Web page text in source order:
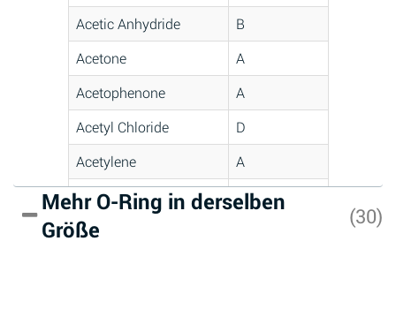
Acetic Anhydride
B
Acetone
A
Acetophenone
A
Acetyl Chloride
D
Acetylene
A
Acrlylonitrile
D
Adipic Acid
Mehr O-Ring in derselben
Größe
(30)